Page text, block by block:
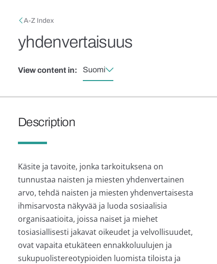
Breadcrumb
A-Z Index
yhdenvertaisuus
View content in: Suomi
Description
Käsite ja tavoite, jonka tarkoituksena on
tunnustaa naisten ja miesten yhdenvertainen
arvo, tehdä naisten ja miesten yhdenvertaisesta
ihmisarvosta näkyvää ja luoda sosiaalisia
organisaatioita, joissa naiset ja miehet
tosiasiallisesti jakavat oikeudet ja velvollisuudet,
ovat vapaita etukäteen ennakkoluulujen ja
sukupuolistereotypioiden luomista tiloista ja